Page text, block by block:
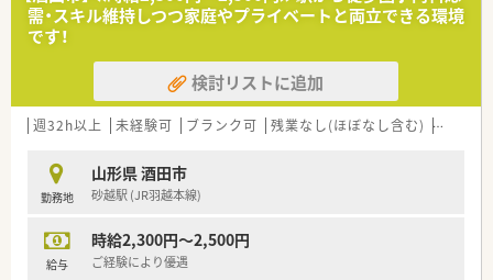
薬剤師の業務効率にも繋がっています。
事にしています。
★荘内エリアに店舗があり、比較的近いためヘルプ体制も整って
います。お互い様精神で支えあいながら仕事ができる環境です。
★半日単位で有給取得可能です。
す。
【企業紹介】
ています。異動や転勤なく、平均勤続年数が10年とほぼ創業から
の期間と重なっています。地域のかかりつけ薬剤師としてご活
需・スキル維持しつつ家庭やプライベートと両立できる環境
です！
検討リストに追加
週32h以上 未経験可 ブランク可 残業なし(ほぼなし含む) 転勤な
勤務地
山形県 酒田市
砂越駅 (JR羽越本線)
給与
時給2,300円～2,500円
ご経験により優遇